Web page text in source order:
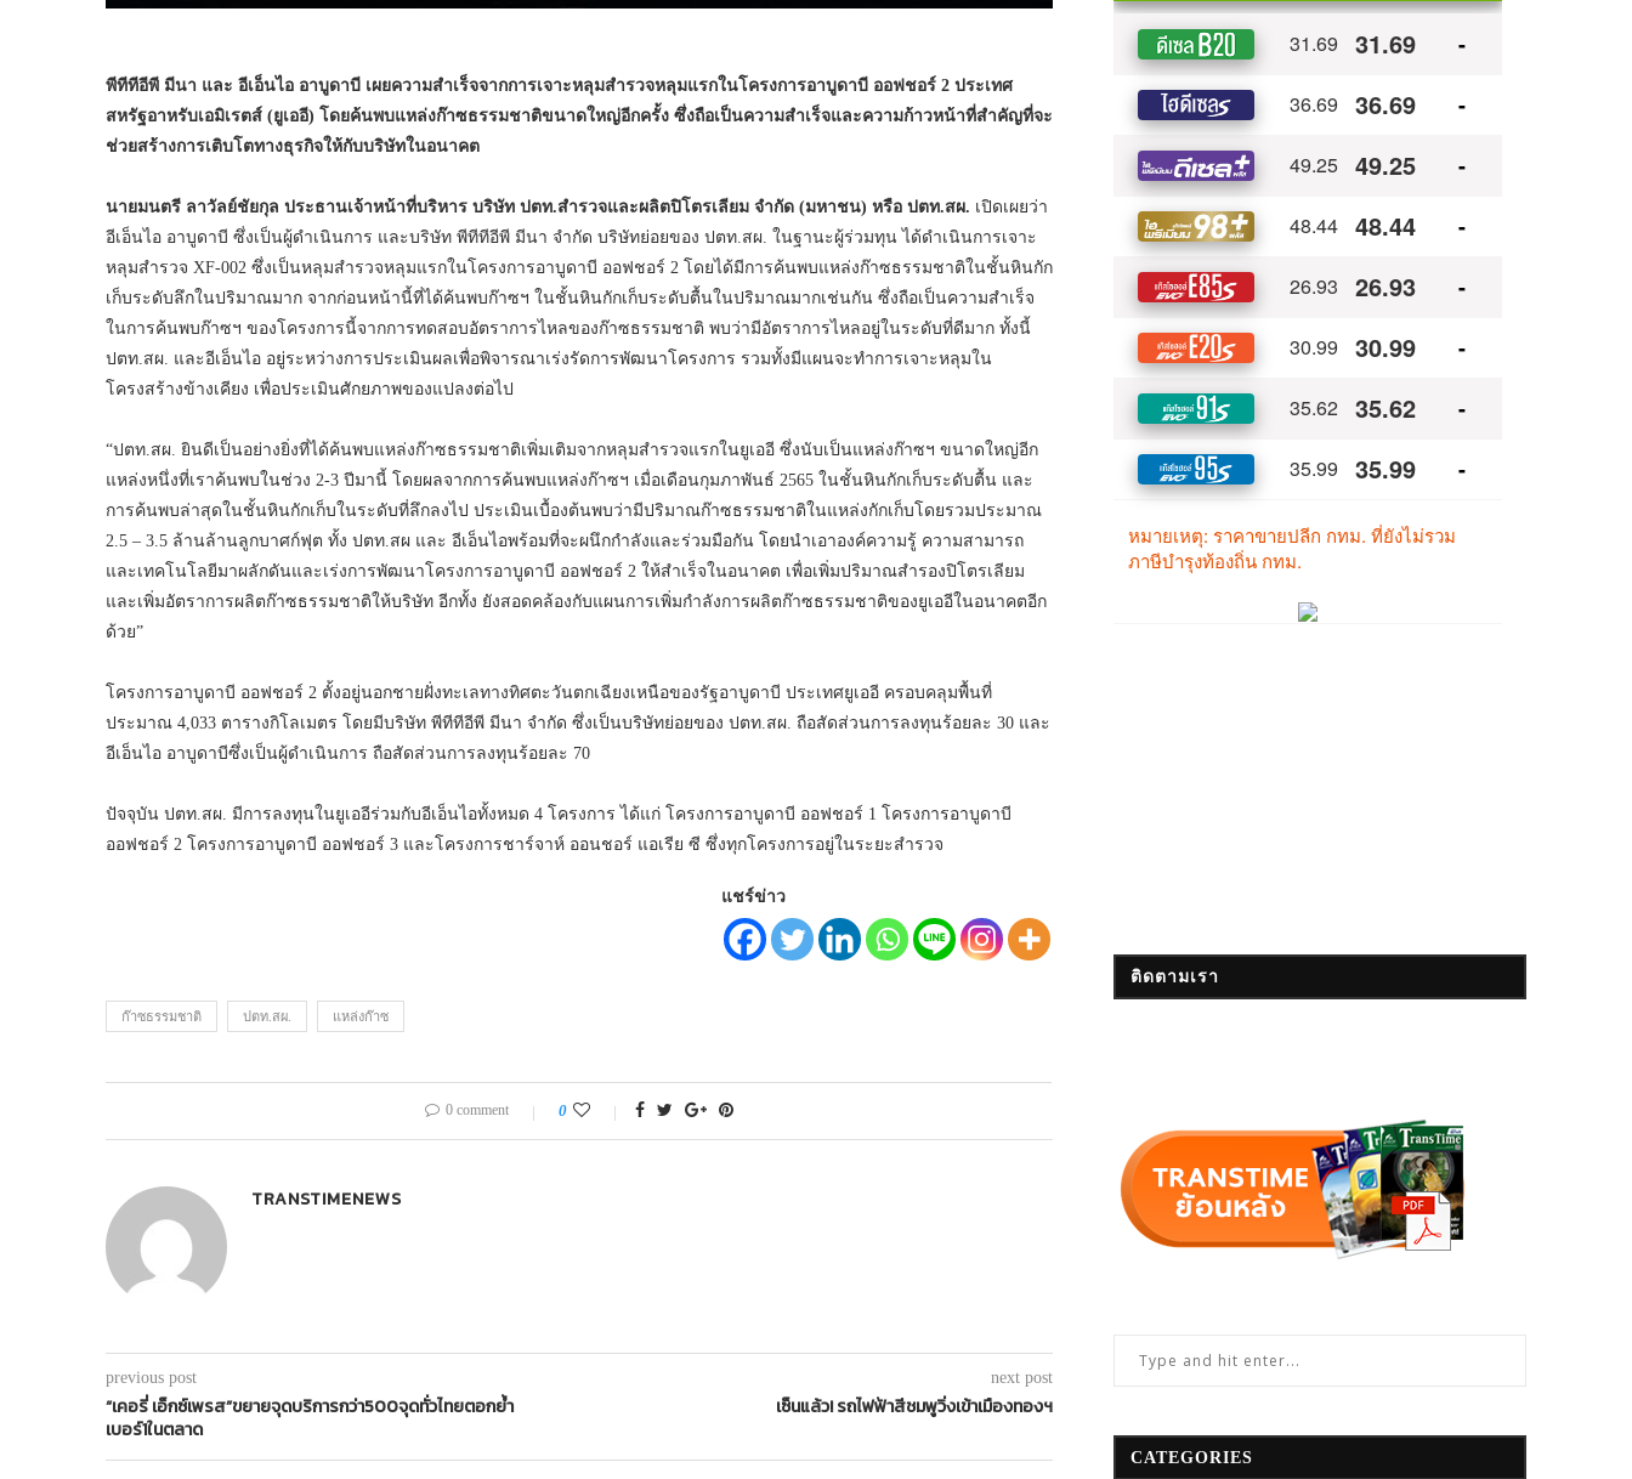
พีทีทีอีพี มีนา และ อีเอ็นไอ อาบูดาบี เผยความสำเร็จจากการเจาะหลุมสำรวจหลุมแรกในโครงการอาบูดาบี ออฟชอร์ 2 ประเทศ
สหรัฐอาหรับเอมิเรตส์ (ยูเออี) โดยค้นพบแหล่งก๊าซธรรมชาติขนาดใหญ่อีกครั้ง ซึ่งถือเป็นความสำเร็จและความก้าวหน้าที่สำคัญที่จะ
ช่วยสร้างการเติบโตทางธุรกิจให้กับบริษัทในอนาคต
นายมนตรี ลาวัลย์ชัยกุล ประธานเจ้าหน้าที่บริหาร บริษัท ปตท.สำรวจและผลิตปิโตรเลียม จำกัด (มหาชน) หรือ ปตท.สผ. เปิดเผยว่า
อีเอ็นไอ อาบูดาบี ซึ่งเป็นผู้ดำเนินการ และบริษัท พีทีทีอีพี มีนา จำกัด บริษัทย่อยของ ปตท.สผ. ในฐานะผู้ร่วมทุน ได้ดำเนินการเจาะ
หลุมสำรวจ XF-002 ซึ่งเป็นหลุมสำรวจหลุมแรกในโครงการอาบูดาบี ออฟชอร์ 2 โดยได้มีการค้นพบแหล่งก๊าซธรรมชาติในชั้นหินกัก
เก็บระดับลึกในปริมาณมาก จากก่อนหน้านี้ที่ได้ค้นพบก๊าซฯ ในชั้นหินกักเก็บระดับตื้นในปริมาณมากเช่นกัน ซึ่งถือเป็นความสำเร็จ
ในการค้นพบก๊าซฯ ของโครงการนี้จากการทดสอบอัตราการไหลของก๊าซธรรมชาติ พบว่ามีอัตราการไหลอยู่ในระดับที่ดีมาก ทั้งนี้
ปตท.สผ. และอีเอ็นไอ อยู่ระหว่างการประเมินผลเพื่อพิจารณาเร่งรัดการพัฒนาโครงการ รวมทั้งมีแผนจะทำการเจาะหลุมใน
โครงสร้างข้างเคียง เพื่อประเมินศักยภาพของแปลงต่อไป
“ปตท.สผ. ยินดีเป็นอย่างยิ่งที่ได้ค้นพบแหล่งก๊าซธรรมชาติเพิ่มเติมจากหลุมสำรวจแรกในยูเออี ซึ่งนับเป็นแหล่งก๊าซฯ ขนาดใหญ่อีก
แหล่งหนึ่งที่เราค้นพบในช่วง 2-3 ปีมานี้ โดยผลจากการค้นพบแหล่งก๊าซฯ เมื่อเดือนกุมภาพันธ์ 2565 ในชั้นหินกักเก็บระดับตื้น และ
การค้นพบล่าสุดในชั้นหินกักเก็บในระดับที่ลึกลงไป ประเมินเบื้องต้นพบว่ามีปริมาณก๊าซธรรมชาติในแหล่งกักเก็บโดยรวมประมาณ
2.5 – 3.5 ล้านล้านลูกบาศก์ฟุต ทั้ง ปตท.สผ และ อีเอ็นไอพร้อมที่จะผนึกกำลังและร่วมมือกัน โดยนำเอาองค์ความรู้ ความสามารถ
และเทคโนโลยีมาผลักดันและเร่งการพัฒนาโครงการอาบูดาบี ออฟชอร์ 2 ให้สำเร็จในอนาคต เพื่อเพิ่มปริมาณสำรองปิโตรเลียม
และเพิ่มอัตราการผลิตก๊าซธรรมชาติให้บริษัท อีกทั้ง ยังสอดคล้องกับแผนการเพิ่มกำลังการผลิตก๊าซธรรมชาติของยูเออีในอนาคตอีก
ด้วย”
โครงการอาบูดาบี ออฟชอร์ 2 ตั้งอยู่นอกชายฝั่งทะเลทางทิศตะวันตกเฉียงเหนือของรัฐอาบูดาบี ประเทศยูเออี ครอบคลุมพื้นที่
ประมาณ 4,033 ตารางกิโลเมตร โดยมีบริษัท พีทีทีอีพี มีนา จำกัด ซึ่งเป็นบริษัทย่อยของ ปตท.สผ. ถือสัดส่วนการลงทุนร้อยละ 30 และ
อีเอ็นไอ อาบูดาบีซึ่งเป็นผู้ดำเนินการ ถือสัดส่วนการลงทุนร้อยละ 70
ปัจจุบัน ปตท.สผ. มีการลงทุนในยูเออีร่วมกับอีเอ็นไอทั้งหมด 4 โครงการ ได้แก่ โครงการอาบูดาบี ออฟชอร์ 1 โครงการอาบูดาบี
ออฟชอร์ 2 โครงการอาบูดาบี ออฟชอร์ 3 และโครงการชาร์จาห์ ออนชอร์ แอเรีย ซี ซึ่งทุกโครงการอยู่ในระยะสำรวจ
แชร์ข่าว
ก๊าซธรรมชาติ ปตท.สผ. แหล่งก๊าซ
0 comment 0
TRANSTIMENEWS
previous post
“เคอรี่ เอ็กซ์เพรส”ขยายจุดบริการกว่า500จุดทั่วไทยตอกย้ำ
เบอร์1ในตลาด
next post
เซ็นแล้ว! รถไฟฟ้าสีชมพูวิ่งเข้าเมืองทองฯ
ติดตามเรา
CATEGORIES